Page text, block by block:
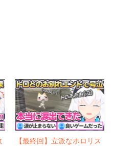
【最終回】立派なホロリス